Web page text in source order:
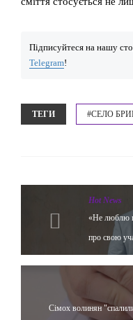
Підписуйтеся на нашу
Telegram!
ТЕГИ #СЕЛО
Hot News
«Не люблю
про свою
Сімох волинян